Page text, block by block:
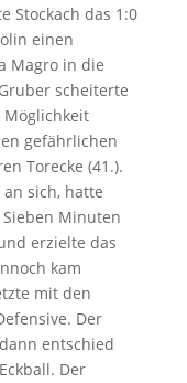
Stockach das 1:0
einen
Magro in die
scheiterte
Möglichkeit
gefährlichen
Torecke (41.).
an sich, hatte
Minuten
erzielte das
kam
mit den
Der
entschied
Der